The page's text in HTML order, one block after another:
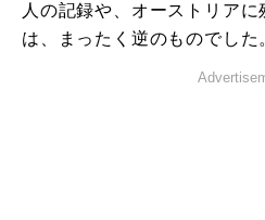
人の記録や、オーストリア
は、まったく逆のものでした